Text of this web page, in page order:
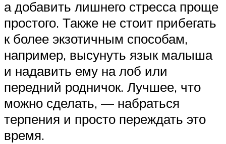
а добавить лишнего стресса проще
простого. Также не стоит прибегать
к более экзотичным способам,
например, высунуть язык малыша
и надавить ему на лоб или
передний родничок. Лучшее, что
можно сделать, — набраться
терпения и просто переждать это
время.